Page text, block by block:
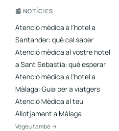
📰 NOTÍCIES
Atenció mèdica a l'hotel a
Santander: què cal saber
Atenció mèdica al vostre hotel
a Sant Sebastià: què esperar
Atenció mèdica a l'hotel a
Màlaga: Guia per a viatgers
Atenció Mèdica al teu
Allotjament a Màlaga
Vegeu també →